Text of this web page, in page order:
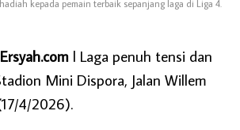
kepada pemain terbaik sepanjang laga di Liga 4.
Ersyah.com l Laga penuh tensi dan
Mini Dispora, Jalan Willem
4/2026).